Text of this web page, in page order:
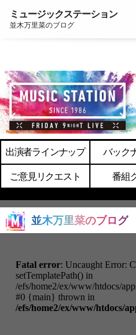
ミュージックステーション
並木万里菜のブログ
出演者ラインナップ バック
ご意見リクエスト 番組
並木万里菜のブログ